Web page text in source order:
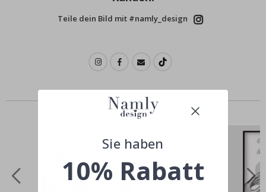
Teile dein Bild mit #namly_design
Andere kauften auch
Sie haben
10% Rabatt